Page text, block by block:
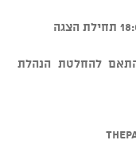
להחלטת הנהלת